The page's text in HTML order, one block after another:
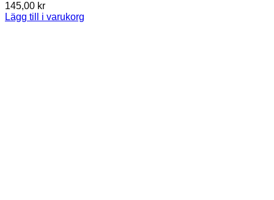
145,00 kr
Lägg till i varukorg